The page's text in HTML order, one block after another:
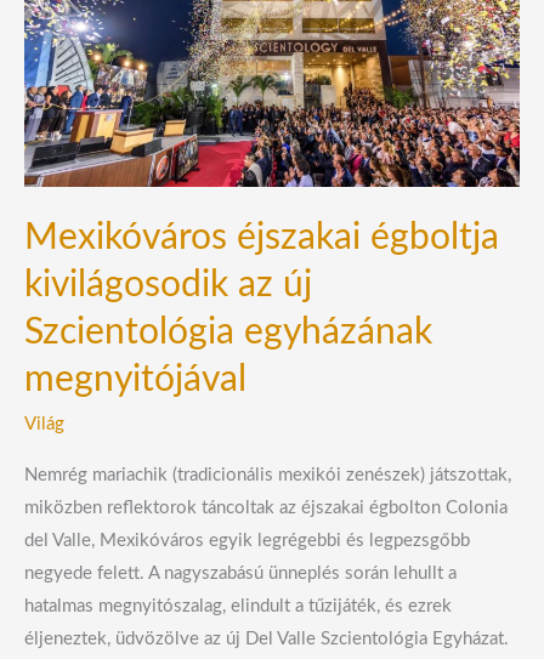
Mexikóváros éjszakai égboltja
kivilágosodik az új
Szcientológia egyházának
megnyitójával
Világ
Nemrég mariachik (tradicionális mexikói zenészek) játszottak,
miközben reflektorok táncoltak az éjszakai égbolton Colonia
del Valle, Mexikóváros egyik legrégebbi és legpezsgőbb
negyede felett. A nagyszabású ünneplés során lehullt a
hatalmas megnyitószalag, elindult a tűzijáték, és ezrek
éljeneztek, üdvözölve az új Del Valle Szcientológia Egyházat.
kivilágosodik
az
új
Szcientológia
egyházának
megnyitójával